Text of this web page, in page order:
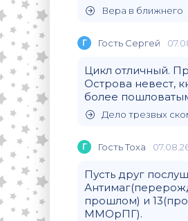
Вера в ближнего
Г Гость Сергей
Цикл отличный.
Острова невест,
более
Дело трезвых
Г Гость Тоха
Пусть друг
прошлом) и
ММОрПГ).